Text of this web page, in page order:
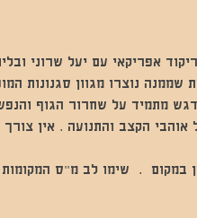
אפריקאי עם יעל שרוני
נוצרו מגוון סגנונות
מתמיד על שחרור הגוף
אוהבי הקצב והתנועה . אין צורך
מראש ,תשלום במזומן במקום  .  שימו לב מ"ס